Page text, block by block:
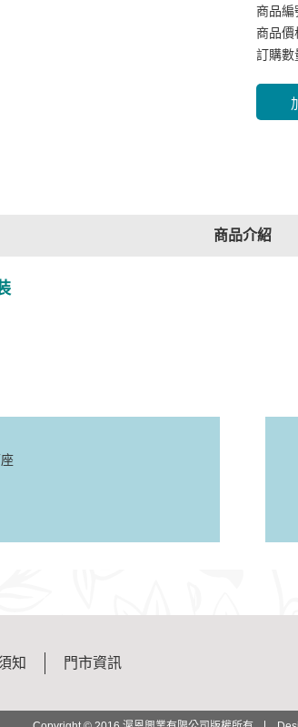
商品編
商品
訂購數
商品介紹
知 門市資訊